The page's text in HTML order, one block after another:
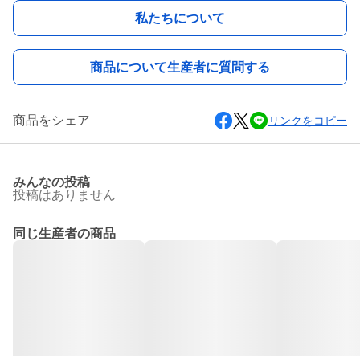
私たちについて
商品について生産者に質問する
商品をシェア リンクをコピー
みんなの投稿
投稿はありません
同じ生産者の商品